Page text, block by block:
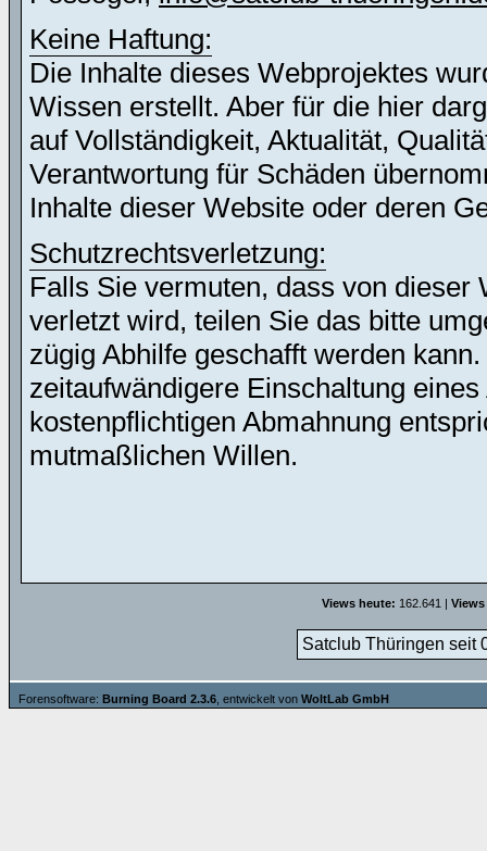
Keine Haftung:
Die Inhalte dieses Webprojektes
Wissen erstellt. Aber für die hier
auf Vollständigkeit, Aktualität,
Verantwortung für Schäden
Inhalte dieser Website oder deren
Schutzrechtsverletzung:
Falls Sie vermuten, dass von
verletzt wird, teilen Sie das bitte
zügig Abhilfe geschafft werden
zeitaufwändigere Einschaltung
kostenpflichtigen Abmahnung
mutmaßlichen Willen.
Views heute: 162.641 |
Satclub Thüringen seit
Forensoftware: Burning Board 2.3.6 , entwickelt von WoltLab GmbH